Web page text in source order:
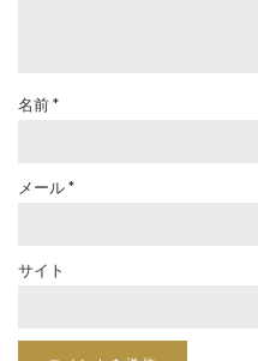
名前*
メール*
サイト